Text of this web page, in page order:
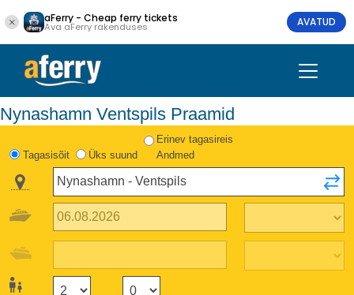
aFerry - Cheap ferry tickets
Ava aFerry rakenduses AVATUD
Nynashamn Ventspils Praamid
Tagasisõit Üks suund
Erinev tagasireis
Andmed